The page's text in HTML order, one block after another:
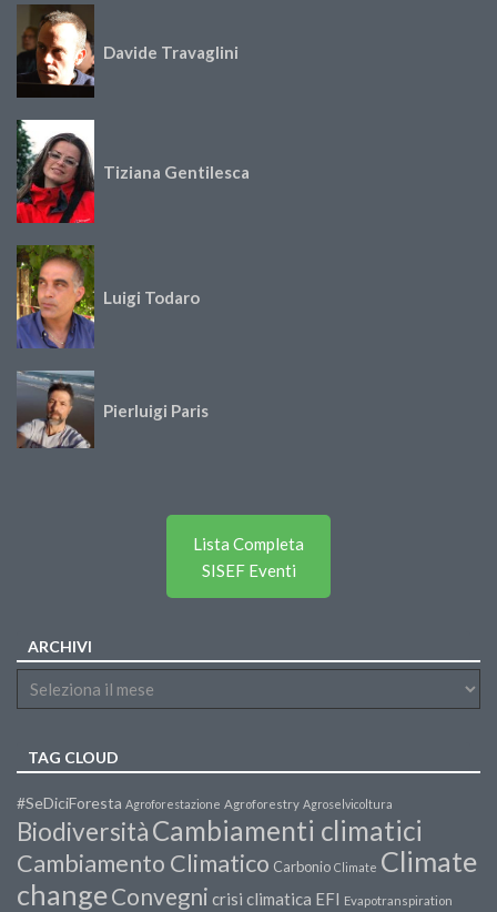
Davide Travaglini
Tiziana Gentilesca
Luigi Todaro
Pierluigi Paris
Lista Completa
SISEF Eventi
ARCHIVI
TAG CLOUD
#SeDiciForesta Agroforestazione Agroforestry Agroselvicoltura
BiodiversitàCambiamenti climatici
Cambiamento Climatico Carbonio Climate Climate
changeConvegni crisi climatica EFI Evapotranspiration